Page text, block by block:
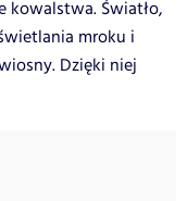
kowalstwa. Światło,
mroku i
Dzięki niej